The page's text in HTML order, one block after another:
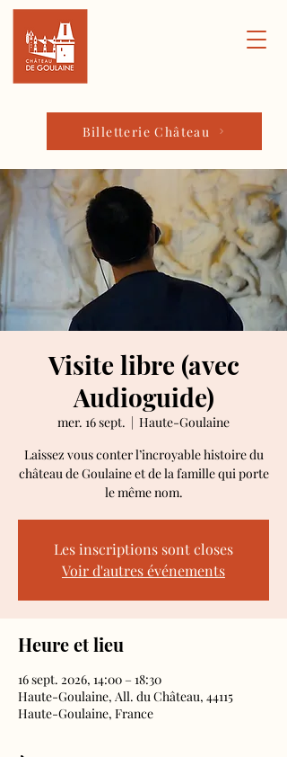
Billetterie Château
Visite libre (avec
Audioguide)
mer. 16 sept.
  |
Haute-Goulaine
Laissez vous conter l’incroyable histoire du
château de Goulaine et de la famille qui porte
le même nom.
Les inscriptions sont closes
Voir d'autres événements
Heure et lieu
16 sept. 2026, 14:00 – 18:30
Haute-Goulaine, All. du Château, 44115
Haute-Goulaine, France